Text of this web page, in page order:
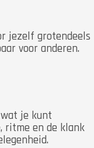
jezelf grotendeels
voor anderen.
je kunt
ritme en de klank